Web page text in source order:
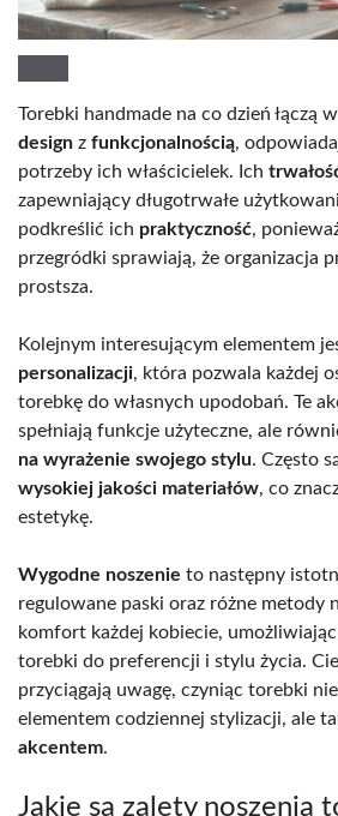
Torebki handmade na co dzień łączą
design z funkcjonalnością,
potrzeby ich właścicielek. Ich
zapewniający długotrwałe
podkreślić ich praktyczność,
przegródki sprawiają, że organizacja
prostsza.
Kolejnym interesującym elementem
personalizacji, która pozwala każdej
torebkę do własnych upodobań. Te
spełniają funkcje użyteczne, ale
na wyrażenie swojego stylu. Często
wysokiej jakości materiałów, co
estetykę.
Wygodne noszenie to następny
regulowane paski oraz różne metody
komfort każdej kobiecie,
torebki do preferencji i stylu życia.
przyciągają uwagę, czyniąc torebki
elementem codziennej stylizacji, ale
akcentem.
Jakie są zalety noszenia